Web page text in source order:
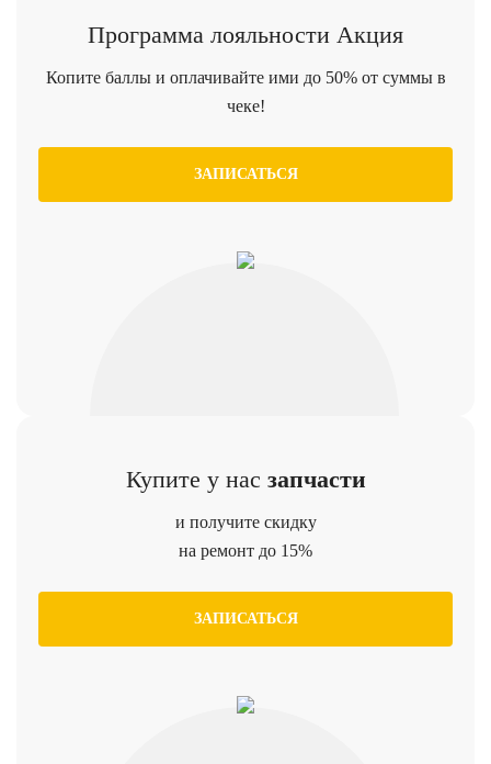
Программа лояльности Акция
Копите баллы и оплачивайте ими до 50% от суммы в
чеке!
ЗАПИСАТЬСЯ
Купите у нас запчасти
и получите скидку
на ремонт до 15%
ЗАПИСАТЬСЯ